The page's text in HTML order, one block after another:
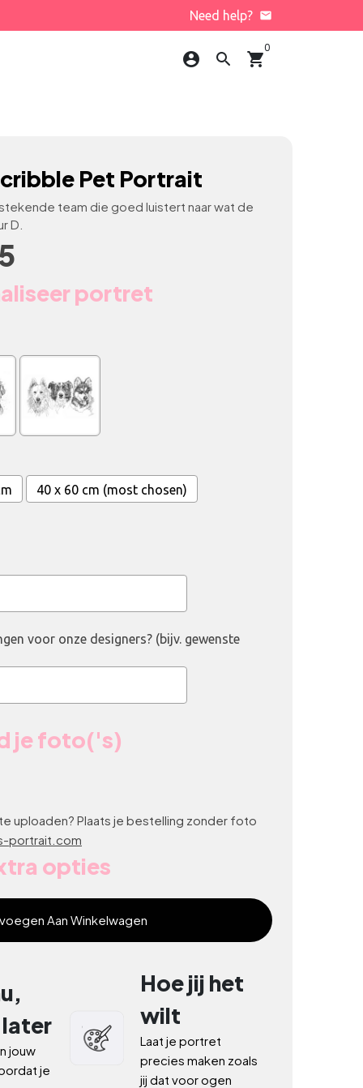
Need help? email
account_circle search shopping_cart
0
Pet Portrait
team die goed luistert naar wat de
D.
portret
40 x 60 cm (most chosen)
voor onze designers? (bijv. gewenste
priceje foto('s)
uploaden? Plaats je bestelling zonder foto
portrait.com
opties
Aan Winkelwagen
jouw
je
Hoe jij het
wilt
Laat je portret
precies maken zoals
jij dat voor ogen